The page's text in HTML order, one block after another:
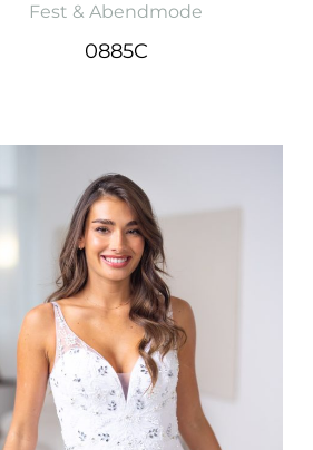
Fest & Abendmode
0885C